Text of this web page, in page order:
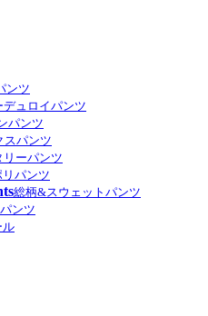
ンツ
デュロイパンツ
パンツ
スパンツ
リーパンツ
パンツ
総柄&スウェットパンツ
ンツ
ル